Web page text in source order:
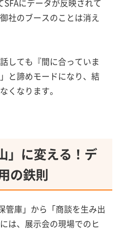
にデータが反映されて
社のブースのことは消え
しても『間に合っていま
と諦めモードになり、結
くなります。
」に変える！デ
の鉄則
管庫」から「商談を生み出
は、展示会の現場でのヒ